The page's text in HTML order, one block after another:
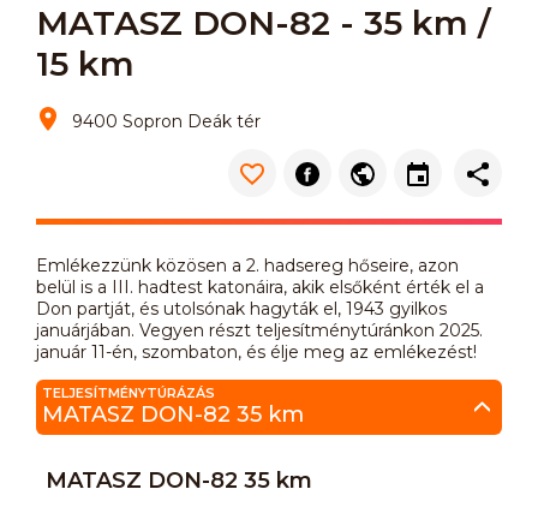
MATASZ DON-82 - 35 km /
15 km
9400 Sopron Deák tér
Emlékezzünk közösen a 2. hadsereg hőseire, azon
belül is a III. hadtest katonáira, akik elsőként érték el a
Don partját, és utolsónak hagyták el, 1943 gyilkos
januárjában. Vegyen részt teljesítménytúránkon 2025.
január 11-én, szombaton, és élje meg az emlékezést!
TELJESÍTMÉNYTÚRÁZÁS
MATASZ DON-82 35 km
MATASZ DON-82 35 km